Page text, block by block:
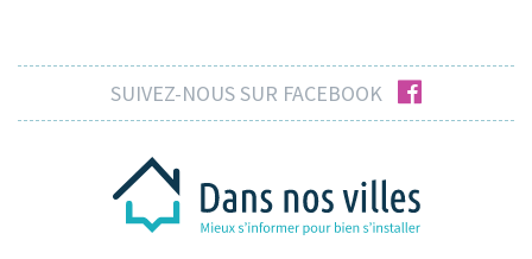
SUIVEZ-NOUS SUR FACEBOOK facebook